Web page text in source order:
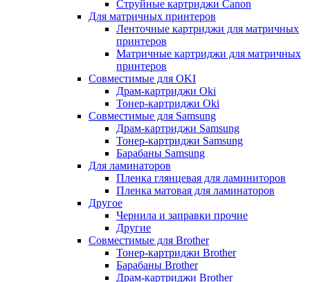
Струйные картриджи Canon
Для матричных принтеров
Ленточные картриджи для матричных
принтеров
Матричные картриджи для матричных
принтеров
Совместимые для OKI
Драм-картриджи Oki
Тонер-картриджи Oki
Совместимые для Samsung
Драм-картриджи Samsung
Тонер-картриджи Samsung
Барабаны Samsung
Для ламинаторов
Пленка глянцевая для ламиниторов
Пленка матовая для ламинаторов
Другое
Чернила и заправки прочие
Другие
Совместимые для Brother
Тонер-картриджи Brother
Барабаны Brother
Драм-картриджи Brother